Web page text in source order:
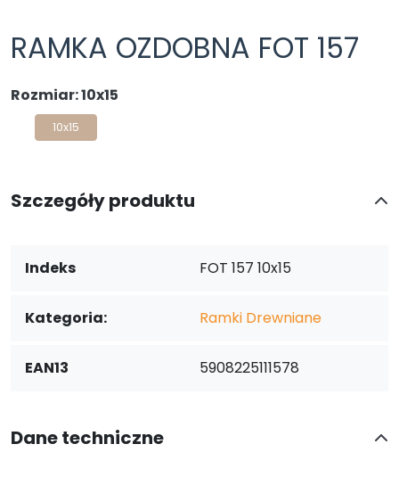
RAMKA OZDOBNA FOT 157
Rozmiar: 10x15
10x15
Szczegóły produktu
Indeks FOT 157 10x15
Kategoria: Ramki Drewniane
EAN13 5908225111578
Dane techniczne